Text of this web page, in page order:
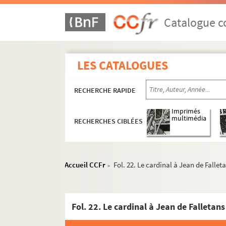
Catalogue
LES CATALOGUES
RECHERCHE RAPIDE
RECHERCHES CIBLÉES
Imprimés
multimédia
Accueil CCFr > Fol. 22. Le cardinal à Jean de
Fol. 22. Le cardinal à Jean de